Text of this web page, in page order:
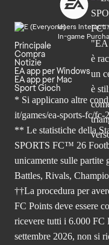
Users Interact
In-game
Principale
Compra
Notizie
EA app per Windows
EA app per Mac
Sport Gioch
* Si applicano altre
it/games/ea-sports-fc/fc-
** Le statistiche della
SPORTS FC™ 26
unicamente sulle partite
Battles, Rivals,
††La procedura per
FC Points deve essere
ricevere tutti i 6.000 FC
settembre 2026, non si